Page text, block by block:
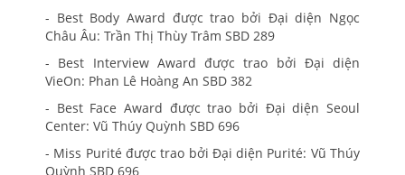
- Best Body Award được trao bởi Đại diện Ngọc
Châu Âu: Trần Thị Thùy Trâm SBD 289
- Best Interview Award được trao bởi Đại diện
VieOn: Phan Lê Hoàng An SBD 382
- Best Face Award được trao bởi Đại diện Seoul
Center: Vũ Thúy Quỳnh SBD 696
- Miss Purité được trao bởi Đại diện Purité: Vũ Thúy
Quỳnh SBD 696